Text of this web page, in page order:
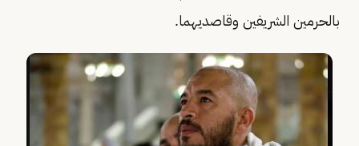
بالحرمين الشريفين وقاصديهما.